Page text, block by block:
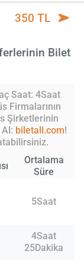
350 TL
Bilet
Saat: 4Saat
Firmalarının
Şirketlerinin
biletall.com!
Ortalama
Süre
5Saat
4Saat
25Dakika